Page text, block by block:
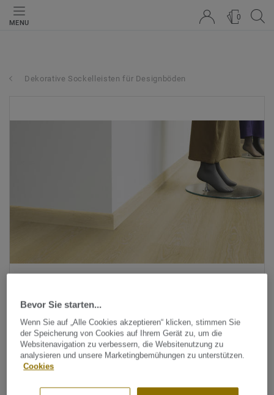
MENU
0
Dekorative Sockelleisten für Designböden
Bevor Sie starten...
Wenn Sie auf „Alle Cookies akzeptieren“ klicken, stimmen Sie
der Speicherung von Cookies auf Ihrem Gerät zu, um die
Websitenavigation zu verbessern, die Websitenutzung zu
analysieren und unsere Marketingbemühungen zu unterstützen.
Cookies